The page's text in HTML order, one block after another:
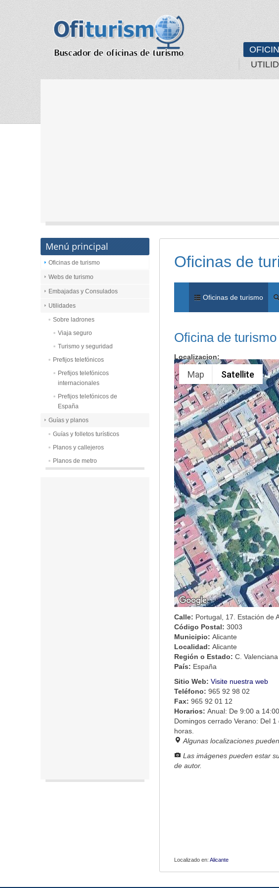
Oficinas de
Oficinas de turismo
Oficina de
Localizacion:
Map Satellite
Calle: Portugal, 17. Estación de
Código Postal: 3003
Municipio: Alicante
Localidad: Alicante
Región o Estado: C. Valenciana
País: España
Sitio Web: Visite nuestra web
Teléfono: 965 92 98 02
Fax: 965 92 01 12
Horarios: Anual: De 9:00 a
Domingos cerrado Verano: Del
horas.
Algunas localizaciones
Las imágenes pueden estar
de autor.
Localizado en: Alicante
Menú principal
Oficinas de turismo
Webs de turismo
Embajadas y Consulados
Utilidades
Sobre ladrones
Viaja seguro
Turismo y seguridad
Prefijos telefónicos
Prefijos telefónicos
internacionales
Prefijos telefónicos de
España
Guías y planos
Guías y folletos turísticos
Planos y callejeros
Planos de metro